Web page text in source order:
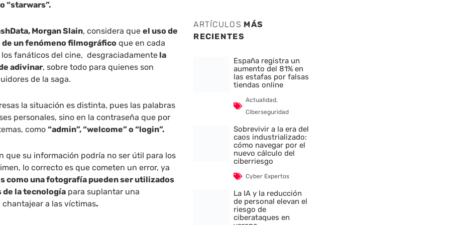
“starwars”.
Morgan Slain, considera queel uso de
un fenómeno filmográfico que en cada
fanáticos del cine, desgraciadamente la
adivinar, sobre todo para quienes son
de la saga.
la situación es distinta, pues las palabras
personales, sino en la contraseña que por
como“admin”, “welcome” o “login”.
que su información podría no ser útil para los
lo correcto es que cometen un error, ya
como una fotografía pueden ser utilizados
de la tecnología para suplantar una
a las víctimas.
ARTÍCULOS MÁS
RECIENTES
España registra un
aumento del 81% en
las estafas por falsas
tiendas online
Actualidad,
Ciberseguridad
Sobrevivir a la era del
caos industrializado:
cómo navegar por el
nuevo cálculo del
ciberriesgo
Cyber Expertos
La IA y la reducción
de personal elevan el
riesgo de
ciberataques en